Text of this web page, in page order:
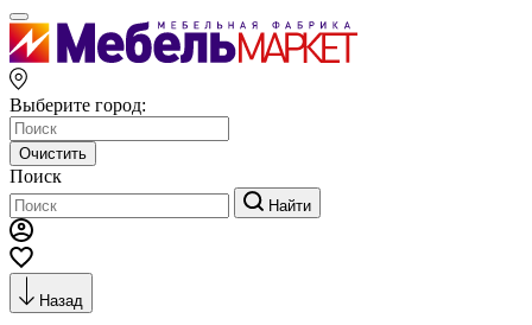
Выберите город:
Очистить
Поиск
Найти
Назад